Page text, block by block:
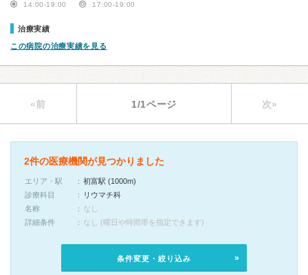
14:00-19:00 17:00-19:00
治療実績
この病院の治療実績を見る
«前 1/1ページ 次»
2件の医療機関が見つかりました
エリア・駅
初富駅 (1000m)
診療科目
リウマチ科
名称
なし
詳細条件
なし (曜日や時間帯を指定できます)
条件変更・絞り込み